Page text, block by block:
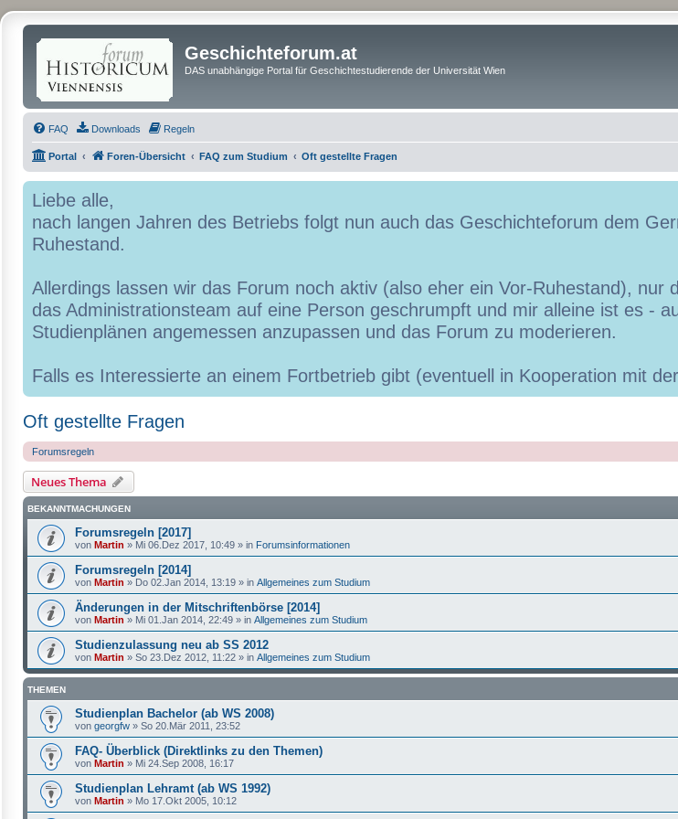
Geschichteforum.at
DAS unabhängige Portal für Geschichtestudierende der Universität Wien
FAQ Downloads Regeln
Portal Foren-Übersicht FAQ zum Studium Oft gestellte Fragen
Liebe alle,
nach langen Jahren des Betriebs folgt nun auch das Geschichteforum dem
Ruhestand.
Allerdings lassen wir das Forum noch aktiv (also eher ein Vor-Ruhestand),
das Administrationsteam auf eine Person geschrumpft und mir alleine ist es -
Studienplänen angemessen anzupassen und das Forum zu moderieren.
Falls es Interessierte an einem Fortbetrieb gibt (eventuell in Kooperation mit
Oft gestellte Fragen
Forumsregeln
Neues Thema
BEKANNTMACHUNGEN
Forumsregeln [2017]
von Martin » Mi 06.Dez 2017, 10:49 » in Forumsinformationen
Forumsregeln [2014]
von Martin » Do 02.Jan 2014, 13:19 » in Allgemeines zum Studium
Änderungen in der Mitschriftenbörse [2014]
von Martin » Mi 01.Jan 2014, 22:49 » in Allgemeines zum Studium
Studienzulassung neu ab SS 2012
von Martin » So 23.Dez 2012, 11:22 » in Allgemeines zum Studium
THEMEN
Studienplan Bachelor (ab WS 2008)
von georgfw » So 20.Mär 2011, 23:52
FAQ- Überblick (Direktlinks zu den Themen)
von Martin » Mi 24.Sep 2008, 16:17
Studienplan Lehramt (ab WS 1992)
von Martin » Mo 17.Okt 2005, 10:12